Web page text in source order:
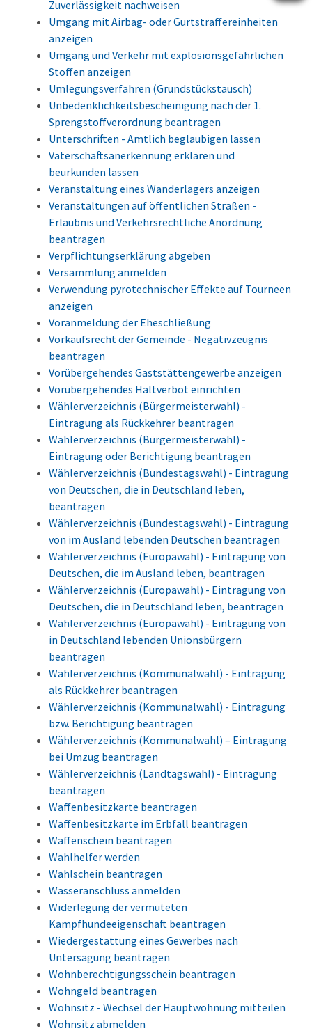
Zuverlässigkeit nachweisen
Umgang mit Airbag- oder Gurtstraffereinheiten
anzeigen
Umgang und Verkehr mit explosionsgefährlichen
Stoffen anzeigen
Umlegungsverfahren (Grundstückstausch)
Unbedenklichkeitsbescheinigung nach der 1.
Sprengstoffverordnung beantragen
Unterschriften - Amtlich beglaubigen lassen
Vaterschaftsanerkennung erklären und
beurkunden lassen
Veranstaltung eines Wanderlagers anzeigen
Veranstaltungen auf öffentlichen Straßen -
Erlaubnis und Verkehrsrechtliche Anordnung
beantragen
Verpflichtungserklärung abgeben
Versammlung anmelden
Verwendung pyrotechnischer Effekte auf Tourneen
anzeigen
Voranmeldung der Eheschließung
Vorkaufsrecht der Gemeinde - Negativzeugnis
beantragen
Vorübergehendes Gaststättengewerbe anzeigen
Vorübergehendes Haltverbot einrichten
Wählerverzeichnis (Bürgermeisterwahl) -
Eintragung als Rückkehrer beantragen
Wählerverzeichnis (Bürgermeisterwahl) -
Eintragung oder Berichtigung beantragen
Wählerverzeichnis (Bundestagswahl) - Eintragung
von Deutschen, die in Deutschland leben,
beantragen
Wählerverzeichnis (Bundestagswahl) - Eintragung
von im Ausland lebenden Deutschen beantragen
Wählerverzeichnis (Europawahl) - Eintragung von
Deutschen, die im Ausland leben, beantragen
Wählerverzeichnis (Europawahl) - Eintragung von
Deutschen, die in Deutschland leben, beantragen
Wählerverzeichnis (Europawahl) - Eintragung von
in Deutschland lebenden Unionsbürgern
beantragen
Wählerverzeichnis (Kommunalwahl) - Eintragung
als Rückkehrer beantragen
Wählerverzeichnis (Kommunalwahl) - Eintragung
bzw. Berichtigung beantragen
Wählerverzeichnis (Kommunalwahl) – Eintragung
bei Umzug beantragen
Wählerverzeichnis (Landtagswahl) - Eintragung
beantragen
Waffenbesitzkarte beantragen
Waffenbesitzkarte im Erbfall beantragen
Waffenschein beantragen
Wahlhelfer werden
Wahlschein beantragen
Wasseranschluss anmelden
Widerlegung der vermuteten
Kampfhundeeigenschaft beantragen
Wiedergestattung eines Gewerbes nach
Untersagung beantragen
Wohnberechtigungsschein beantragen
Wohngeld beantragen
Wohnsitz - Wechsel der Hauptwohnung mitteilen
Wohnsitz abmelden